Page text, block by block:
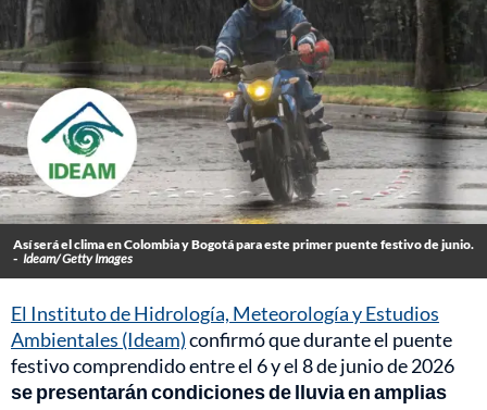
Así será el clima en Colombia y Bogotá para este primer puente festivo de junio.
- Ideam/ Getty Images
El Instituto de Hidrología, Meteorología y Estudios
Ambientales (Ideam)confirmó que durante el puente
festivo comprendido entre el 6 y el 8 de junio de 2026
se presentarán condiciones de lluvia en amplias